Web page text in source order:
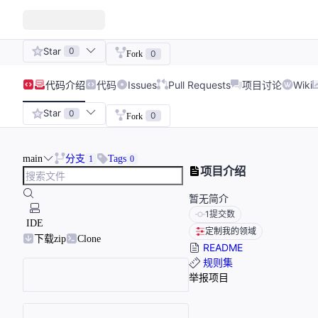
Star 0 Fork 0
代码介绍 代码 Issues Pull Requests 项目讨论 Wiki
Star 0 Fork 0
main 分支 1 Tags 0
IDE
下载zip
Clone
项目介绍
暂无简介
1提交数
定制我的领域
README
规则集
举报项目